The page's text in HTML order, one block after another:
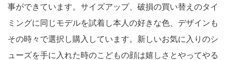
事ができています。サイズアップ、破損の買い替えのタイ
ミングに同じモデルを試着し本人の好きな色、デザインも
その時々で選択し購入しています。新しいお気に入りのシ
ューズを手に入れた時のこどもの顔は嬉しさとやってやる